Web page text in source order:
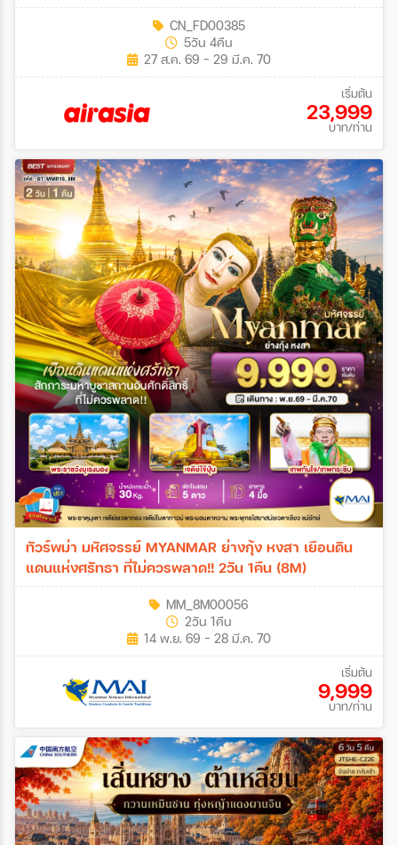
CN_FD00385
5วัน 4คืน
27 ส.ค. 69 - 29 มี.ค. 70
เริ่มต้น
23,999
บาท/ท่าน
ทัวร์พม่า มหัศจรรย์ MYANMAR ย่างกุ้ง หงสา เยือนดิน
แดนแห่งศรัทธา ที่ไม่ควรพลาด!! 2วัน 1คืน (8M)
MM_8M00056
2วัน 1คืน
14 พ.ย. 69 - 28 มี.ค. 70
เริ่มต้น
9,999
บาท/ท่าน